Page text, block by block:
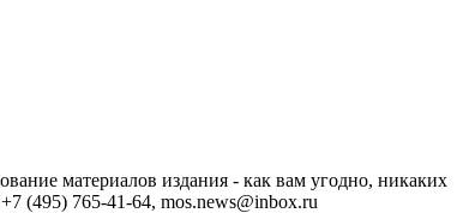
материалов издания - как вам угодно, никаких
(495) 765-41-64, mos.news@inbox.ru